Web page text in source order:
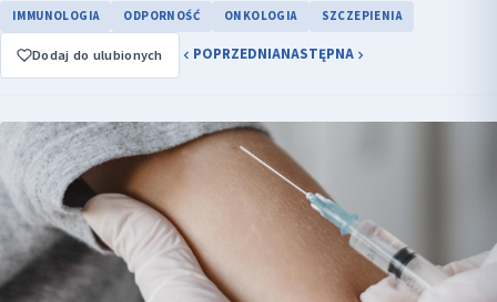
IMMUNOLOGIA ODPORNOŚĆ ONKOLOGIA SZCZEPIENIA
Dodaj do ulubionych POPRZEDNIANASTĘPNA